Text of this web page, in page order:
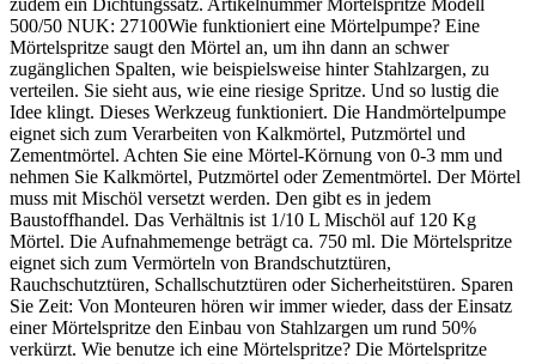
zudem ein Dichtungssatz. Artikelnummer Mörtelspritze Modell
500/50 NUK: 27100Wie funktioniert eine Mörtelpumpe? Eine
Mörtelspritze saugt den Mörtel an, um ihn dann an schwer
zugänglichen Spalten, wie beispielsweise hinter Stahlzargen, zu
verteilen. Sie sieht aus, wie eine riesige Spritze. Und so lustig die
Idee klingt. Dieses Werkzeug funktioniert. Die Handmörtelpumpe
eignet sich zum Verarbeiten von Kalkmörtel, Putzmörtel und
Zementmörtel. Achten Sie eine Mörtel-Körnung von 0-3 mm und
nehmen Sie Kalkmörtel, Putzmörtel oder Zementmörtel. Der Mörtel
muss mit Mischöl versetzt werden. Den gibt es in jedem
Baustoffhandel. Das Verhältnis ist 1/10 L Mischöl auf 120 Kg
Mörtel. Die Aufnahmemenge beträgt ca. 750 ml. Die Mörtelspritze
eignet sich zum Vermörteln von Brandschutztüren,
Rauchschutztüren, Schallschutztüren oder Sicherheitstüren. Sparen
Sie Zeit: Von Monteuren hören wir immer wieder, dass der Einsatz
einer Mörtelspritze den Einbau von Stahlzargen um rund 50%
verkürzt. Wie benutze ich eine Mörtelspritze? Die Mörtelspritze